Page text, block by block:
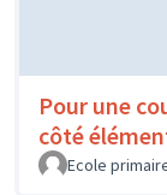
Pour une
côté
Ecole